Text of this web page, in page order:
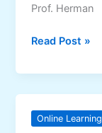
Prof. Herman
Implementasi
learning
dan
Blended
Learning
Read Post »
Online Learning